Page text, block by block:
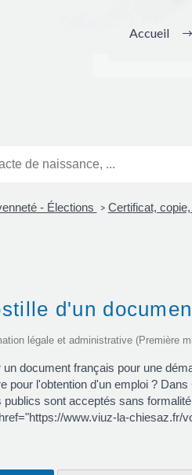
Accueil
- Élections > Certificat,
d'un
légale et administrative (Première
document français pour une
pour l'obtention d'un emploi ?
sont acceptés sans
www.viuz-la-